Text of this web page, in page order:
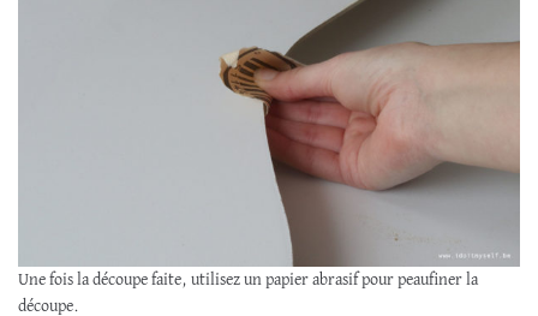
Une fois la découpe faite, utilisez un papier abrasif pour peaufiner la
découpe.